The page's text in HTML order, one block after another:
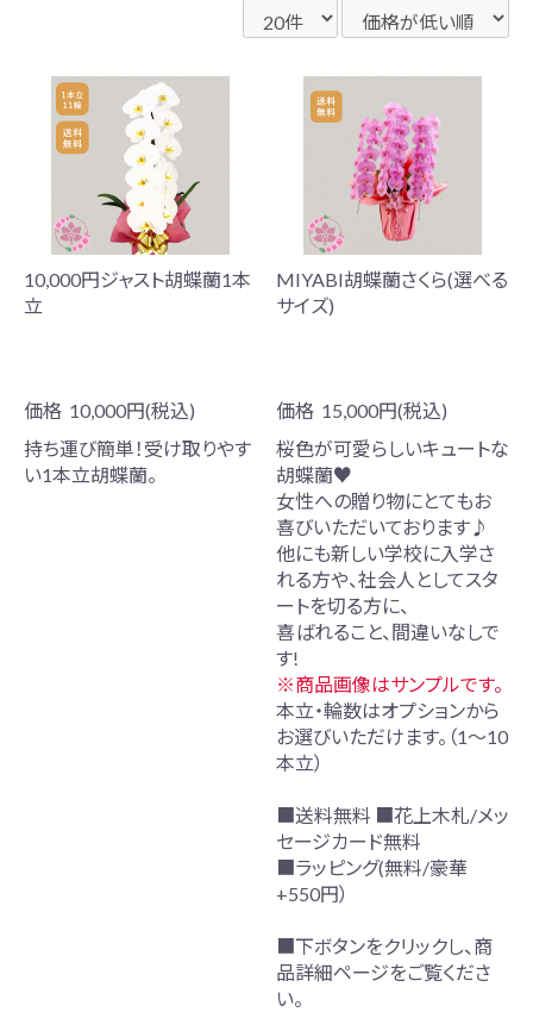
10,000円ジャスト胡蝶蘭1本
立
価格 10,000円(税込)
持ち運び簡単！受け取りやす
い1本立胡蝶蘭。
MIYABI胡蝶蘭さくら(選べる
サイズ)
価格 15,000円(税込)
桜色が可愛らしいキュートな
胡蝶蘭♥
女性への贈り物にとてもお
喜びいただいております♪
他にも新しい学校に入学さ
れる方や、社会人としてスタ
ートを切る方に、
喜ばれること、間違いなしで
す!
※商品画像はサンプルです。
本立・輪数はオプションから
お選びいただけます。（1～10
本立）
■送料無料 ■花上木札/メッ
セージカード無料
■ラッピング(無料/豪華
+550円）
■下ボタンをクリックし、商
品詳細ページをご覧くださ
い。